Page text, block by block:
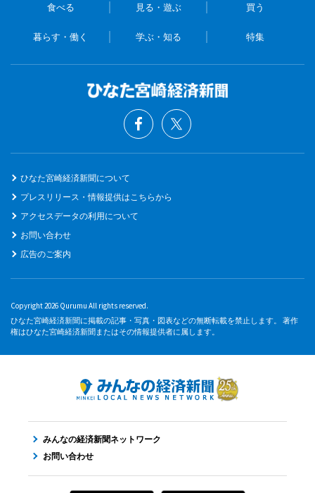
食べる 見る・遊ぶ 買う
暮らす・働く 学ぶ・知る 特集
ひなた宮崎経済新聞について
プレスリリース・情報提供はこちらから
アクセスデータの利用について
お問い合わせ
広告のご案内
Copyright 2026 Qurumu All rights reserved.
ひなた宮崎経済新聞に掲載の記事・写真・図表などの無断転載を禁止します。 著作
権はひなた宮崎経済新聞またはその情報提供者に属します。
みんなの経済新聞ネットワーク
お問い合わせ